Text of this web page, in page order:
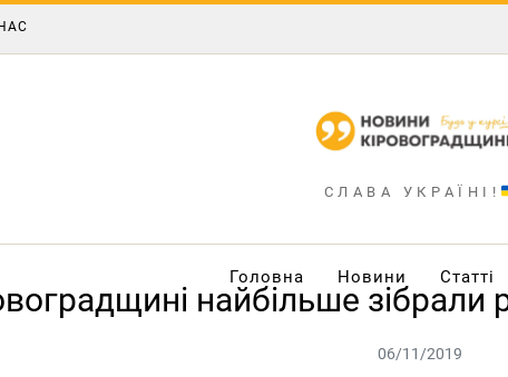
СЛАВА УКРАЇНІ!
Головна Новини Статті
найбільше зібрали
06/11/2019